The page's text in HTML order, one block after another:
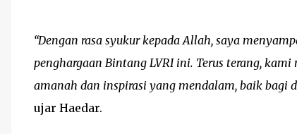
“Dengan rasa syukur kepada Allah, saya
penghargaan Bintang LVRI ini. Terus terang,
amanah dan inspirasi yang mendalam, baik bagi
ujar Haedar.